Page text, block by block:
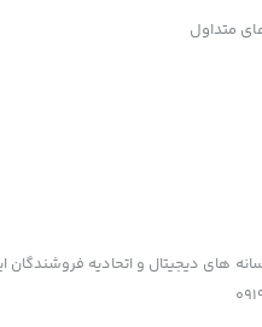
متداول
های دیجیتال و اتحادیه فروشندگان